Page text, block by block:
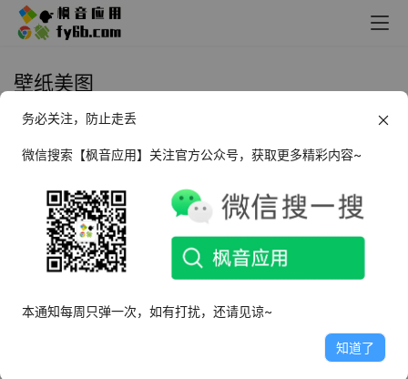
壁纸美图
Android 星空视频壁纸_5.0.3 官方
版
2022年2月11日
Android 搜图神器_3.9.5 高级版
Android 安卓壁纸_5.11.7 纯净内购
务必关注，防止走丢
微信搜索【枫音应用】关注官方公众号，获取更多精彩内容~
本通知每周只弹一次，如有打扰，还请见谅~
知道了